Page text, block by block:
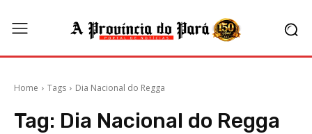
Home Tags Dia Nacional do Regga
Tag: Dia Nacional do Regga